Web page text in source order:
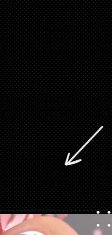
https://danidrops.com.br/category/tendencia-de-unhas/